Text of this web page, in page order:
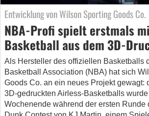
Entwicklung von Wilson Sporting Goods Co.
NBA-Profi spielt erstmals
Basketball aus dem 3D-
Als Hersteller des offiziellen Basketballs
Basketball Association (NBA) hat sich
Goods Co. an ein neues Projekt gewagt:
3D-gedruckten Airless-Basketballs
Wochenende während der ersten Runde